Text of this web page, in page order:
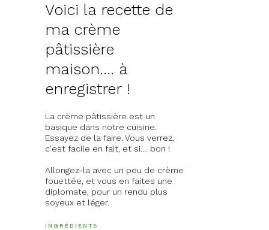
Voici la recette de
ma crème
pâtissière
maison.... à
enregistrer !
La crème pâtissière est un
basique dans notre cuisine.
Essayez de la faire. Vous verrez,
c'est facile en fait, et si.... bon !
Allongez-la avec un peu de crème
fouettée, et vous en faites une
diplomate, pour un rendu plus
soyeux et léger.
INGRÉDIENTS